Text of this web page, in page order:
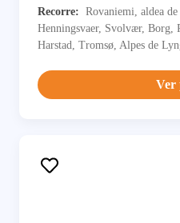
Recorre: Rovaniemi, aldea
Henningsvaer, Svolvær, Borg,
Harstad, Tromsø, Alpes de
Ver